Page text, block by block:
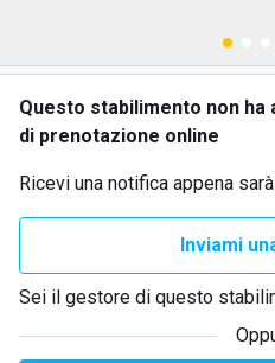
Questo stabilimento non
di prenotazione online
Ricevi una notifica appena
Inviami
Sei il gestore di questo